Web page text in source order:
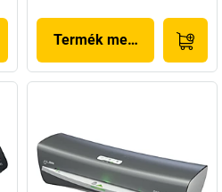
Termék megjelenítése